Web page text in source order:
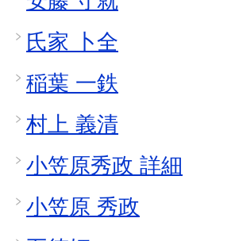
氏家 卜全
稲葉 一鉄
村上 義清
小笠原秀政 詳細
小笠原 秀政